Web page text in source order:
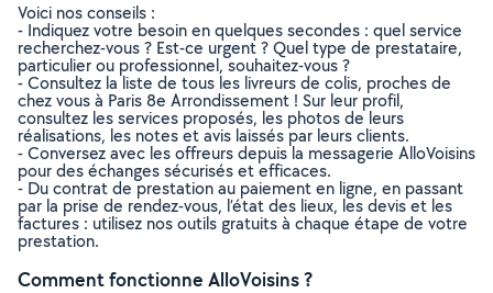
Voici nos conseils :
- Indiquez votre besoin en quelques secondes : quel service
recherchez-vous ? Est-ce urgent ? Quel type de prestataire,
particulier ou professionnel, souhaitez-vous ?
- Consultez la liste de tous les livreurs de colis, proches de
chez vous à Paris 8e Arrondissement ! Sur leur profil,
consultez les services proposés, les photos de leurs
réalisations, les notes et avis laissés par leurs clients.
- Conversez avec les offreurs depuis la messagerie AlloVoisins
pour des échanges sécurisés et efficaces.
- Du contrat de prestation au paiement en ligne, en passant
par la prise de rendez-vous, l’état des lieux, les devis et les
factures : utilisez nos outils gratuits à chaque étape de votre
prestation.
Comment fonctionne AlloVoisins ?